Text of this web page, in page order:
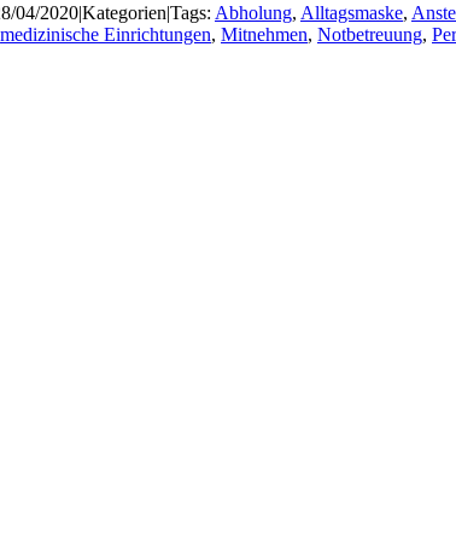
04/2020|Kategorien|Tags: Abholung, Alltagsmaske,
medizinische Einrichtungen, Mitnehmen, Notbetreuung,